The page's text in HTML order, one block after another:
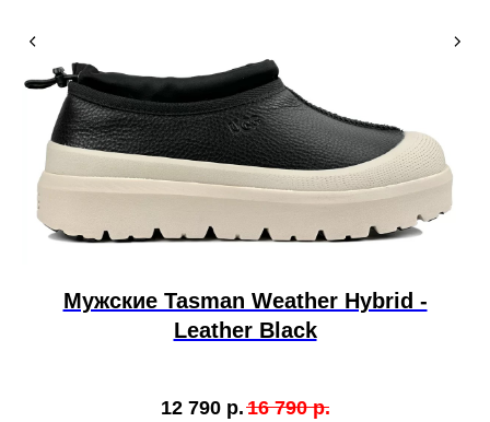
Мужские Tasman Weather Hybrid -
Leather Black
12 790 р.16 790 р.